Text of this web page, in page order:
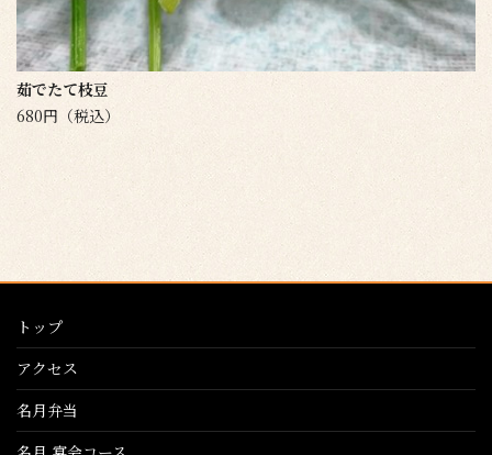
茹でたて枝豆
680円（税込）
トップ
アクセス
名月弁当